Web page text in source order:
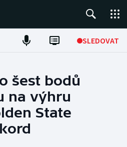
SLEDOVAT
šest bodů
na výhru
State